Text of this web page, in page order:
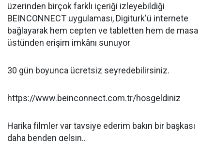
üzerinden birçok farklı içeriği izleyebildiği
BEINCONNECT uygulaması, Digiturk'ü internete
bağlayarak hem cepten ve tabletten hem de masa
üstünden erişim imkânı sunuyor
30 gün boyunca ücretsiz seyredebilirsiniz.
https://www.beinconnect.com.tr/hosgeldiniz
Harika filmler var tavsiye ederim bakın bir başkası
daha benden gelsin..